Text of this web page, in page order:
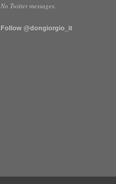
No Twitter messages.
Follow @dongiorgio_it